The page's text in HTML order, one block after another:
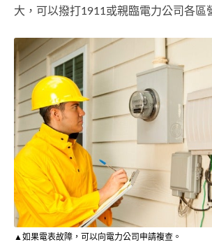
大，可以撥打1911或親臨電力公司各區
▲如果電表故障，可以向電力公司申請複查。